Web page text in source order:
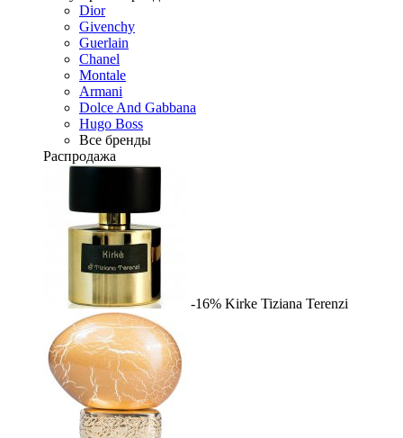
Dior
Givenchy
Guerlain
Chanel
Montale
Armani
Dolce And Gabbana
Hugo Boss
Все бренды
Распродажа
-16% Kirke Tiziana Terenzi